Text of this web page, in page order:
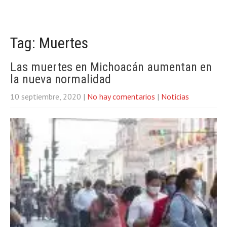
Tag: Muertes
Las muertes en Michoacán aumentan en
la nueva normalidad
10 septiembre, 2020 | No hay comentarios | Noticias